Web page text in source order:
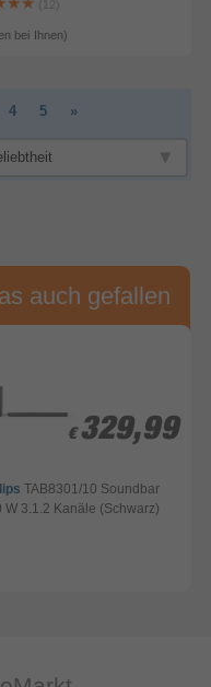
(12)
bei Ihnen)
4 5 »
auch gefallen
€ 329,99
€ 329,99
TAB8301/10 Soundbar
W 3.1.2 Kanäle (Schwarz)